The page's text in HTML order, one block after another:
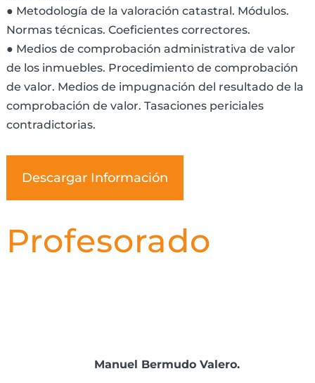
● Metodología de la valoración catastral. Módulos.
Normas técnicas. Coeficientes correctores.
● Medios de comprobación administrativa de valor
de los inmuebles. Procedimiento de comprobación
de valor. Medios de impugnación del resultado de la
comprobación de valor. Tasaciones periciales
contradictorias.
Descargar Información
Profesorado
Manuel Bermudo Valero.